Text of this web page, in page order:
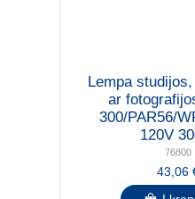
Lempa
ar
300/PAR56/
120V
76800
43,06